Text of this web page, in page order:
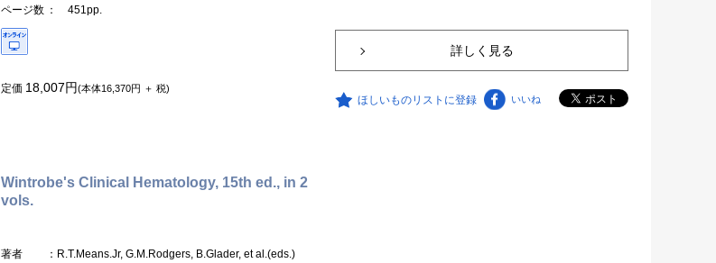
ページ数 ： 451pp.
定価 18,007円(本体16,370円 ＋ 税)
詳しく見る
ほしいものリストに登録 いいね
Wintrobe's Clinical Hematology, 15th ed., in 2
vols.
著者
：R.T.Means.Jr, G.M.Rodgers, B.Glader, et al.(eds.)